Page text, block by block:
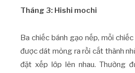
Tháng 3: Hishi mochi
Ba chiếc bánh gạo nếp, mỗi chiếc
được dát mỏng ra rồi cắt thành
đặt xếp lớp lên nhau. Thường